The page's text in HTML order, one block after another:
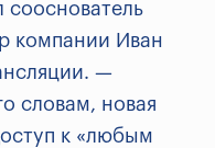
компании Иван
—
словам, новая
к «любым